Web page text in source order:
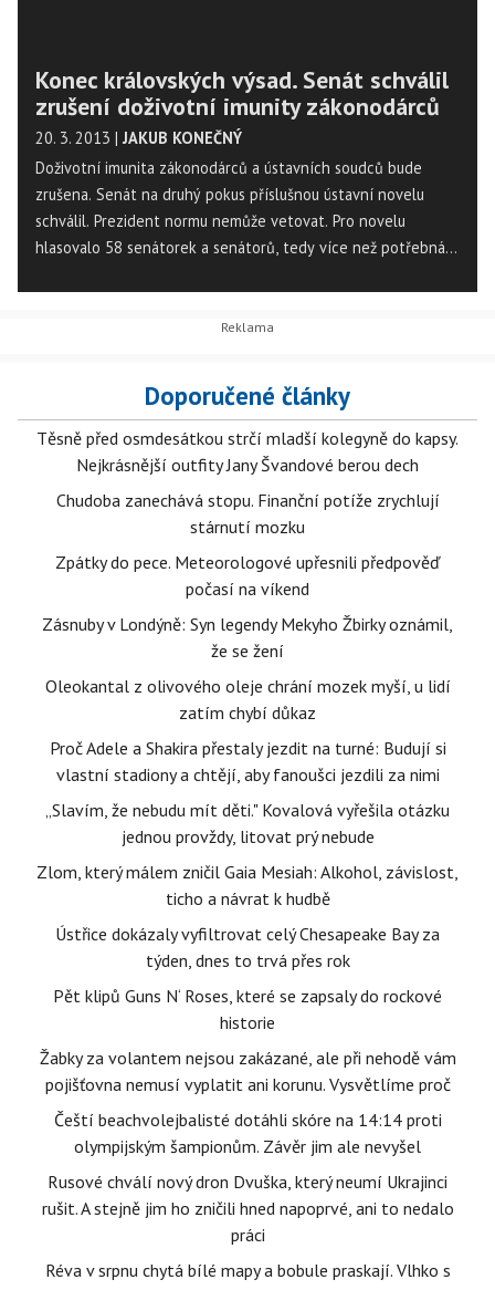
Konec královských výsad. Senát schválil
zrušení doživotní imunity zákonodárců
20. 3. 2013 | JAKUB KONEČNÝ
Doživotní imunita zákonodárců a ústavních soudců bude
zrušena. Senát na druhý pokus příslušnou ústavní novelu
schválil. Prezident normu nemůže vetovat. Pro novelu
hlasovalo 58 senátorek a senátorů, tedy více než potřebná
nich měla jen na projevy v parlamentu.
Doporučené články
Těsně před osmdesátkou strčí mladší kolegyně do kapsy.
Nejkrásnější outfity Jany Švandové berou dech
Chudoba zanechává stopu. Finanční potíže zrychlují
stárnutí mozku
Zpátky do pece. Meteorologové upřesnili předpověď
počasí na víkend
Zásnuby v Londýně: Syn legendy Mekyho Žbirky oznámil,
že se žení
Oleokantal z olivového oleje chrání mozek myší, u lidí
zatím chybí důkaz
Proč Adele a Shakira přestaly jezdit na turné: Budují si
vlastní stadiony a chtějí, aby fanoušci jezdili za nimi
„Slavím, že nebudu mít děti." Kovalová vyřešila otázku
jednou provždy, litovat prý nebude
Zlom, který málem zničil Gaia Mesiah: Alkohol, závislost,
ticho a návrat k hudbě
Ústřice dokázaly vyfiltrovat celý Chesapeake Bay za
týden, dnes to trvá přes rok
Pět klipů Guns N‘ Roses, které se zapsaly do rockové
historie
Žabky za volantem nejsou zakázané, ale při nehodě vám
pojišťovna nemusí vyplatit ani korunu. Vysvětlíme proč
Čeští beachvolejbalisté dotáhli skóre na 14:14 proti
olympijským šampionům. Závěr jim ale nevyšel
Rusové chválí nový dron Dvuška, který neumí Ukrajinci
rušit. A stejně jim ho zničili hned napoprvé, ani to nedalo
práci
Réva v srpnu chytá bílé mapy a bobule praskají. Vlhko s